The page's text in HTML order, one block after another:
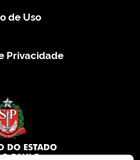
de Uso
Privacidade